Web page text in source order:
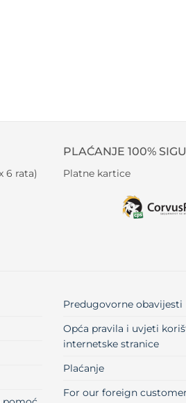
6 rata)
PLAĆANJE 100%
Platne kartice
Predugovorne obavijesti
Opća pravila i uvjeti
internetske stranice
Plaćanje
For our foreign